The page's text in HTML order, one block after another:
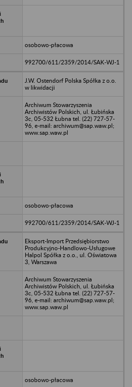
osobowo-płacowa
992700/611/2359/2014/SAK-WJ-1
J.W. Ostendorf Polska Spółka z o.o.
w likwidacji
Archiwum Stowarzyszenia
Archiwistów Polskich, ul. Łubińska
3c, 05-532 Łubna tel. (22) 727-57-
96, e-mail: archiwum@sap.waw.pl;
www.sap.waw.pl
osobowo-płacowa
992700/611/2359/2014/SAK-WJ-1
Eksport-Import Przedsiębiorstwo
Produkcyjno-Handlowo-Usługowe
Halpol Spółka z o.o., ul. Oświatowa
3, Warszawa
Archiwum Stowarzyszenia
Archiwistów Polskich, ul. Łubińska
3c, 05-532 Łubna tel. (22) 727-57-
96, e-mail: archiwum@sap.waw.pl;
www.sap.waw.pl
osobowo-płacowa